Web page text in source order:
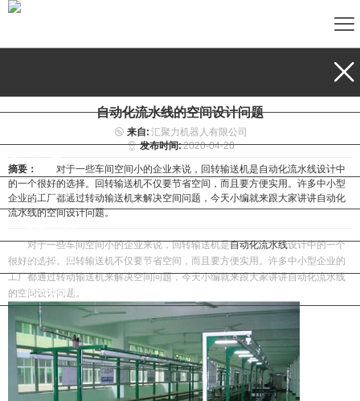
关于我们
工程案例
合作企业
联系我们
自动化流水线的空间设计问题
来自: 汇聚力机器人有限公司
发布时间:2020-04-20
摘要：
对于一些车间空间小的企业来说，回转输送机是自动化流水线设计中
的一个很好的选择。回转输送机不仅要节省空间，而且要方便实用。许多中小型
企业的工厂都通过转动输送机来解决空间问题，今天小编就来跟大家讲讲自动化
流水线的空间设计问题。
对于一些车间空间小的企业来说，回转输送机是自动化流水线设计中的一个
很好的选择。回转输送机不仅要节省空间，而且要方便实用。许多中小型企业的
工厂都通过转动输送机来解决空间问题，今天小编就来跟大家讲讲自动化流水线
的空间设计问题。